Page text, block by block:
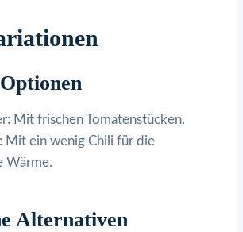
Mit frischen Tomatenstücken.
Mit ein wenig Chili für die
Wärme.
Alternativen